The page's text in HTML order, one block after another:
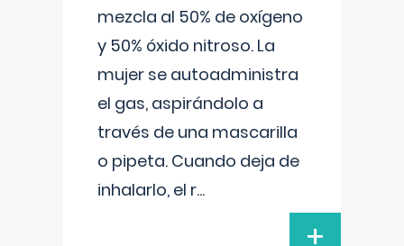
mezcla al 50% de oxígeno
y 50% óxido nitroso. La
mujer se autoadministra
el gas, aspirándolo a
través de una mascarilla
o pipeta. Cuando deja de
inhalarlo, el r...
+